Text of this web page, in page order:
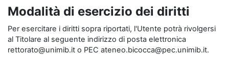
Modalità di esercizio dei diritti
Per esercitare i diritti sopra riportati, l'Utente potrà rivolgersi
al Titolare al seguente indirizzo di posta elettronica
rettorato@unimib.it o PEC ateneo.bicocca@pec.unimib.it.